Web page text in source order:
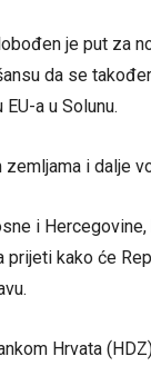
je put za
da se
a u Solunu.
i dalje
i
prijeti kako će
Hrvata